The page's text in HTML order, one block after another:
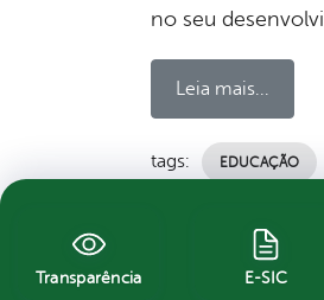
no seu
Leia mais...
tags: EDUCAÇÃO
última modificação
Transparência
E-SIC